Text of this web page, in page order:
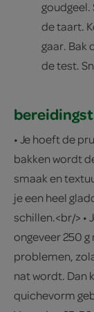
goudgeel.
de taart.
gaar. Bak
de test.
• Je hoeft de
bakken wordt
smaak en
je een heel
schillen.<br/> •
ongeveer 250
problemen,
nat wordt. Dan
quichevorm